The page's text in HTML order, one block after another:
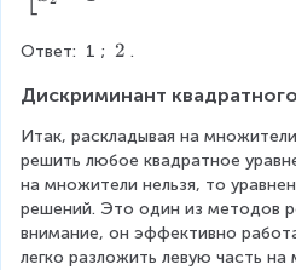
}
t
-
\f
r
a
c
{
5
c
o
t
x
x
1
,
5
^
{
2
}
\
d
o
2
=
0
-
b
)
(
a
+
b
{
}
0
,
5
^
{
2
}
-
,
5
)
(
x
-
1
,
5
)
x
-
1
)
=
0
ft
\
b
e
g
i
n
{
g
a
Ответ: 1 ; \
2
2 .
Дискриминант
Итак, раскладывая на
решить любое квадратное
на множители нельзя, то
решений. Это один из методов
внимание, он эффективно
легко разложить левую часть на